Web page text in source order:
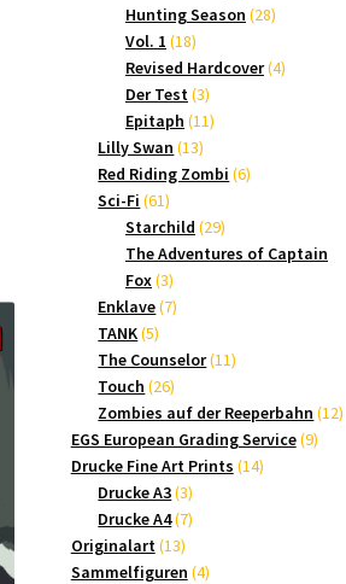
Produkte
Hunting Season 2828
Vol. 1 1818
Produkte
Revised Hardcover 44
Der Test 33
Produkte
Epitaph 1111
Lilly Swan 1313
Produkte
Red Riding Zombi 66
Sci-Fi 6161
Produkte
Starchild 2929
Produkte
The Adventures of Captain
Fox 33
Produkte
Enklave 77
TANK 55
Produkte
The Counselor 1111
Touch 2626
Produkte
Zombies auf der Reeperbahn 1212
EGS European Grading Service 99
Drucke Fine Art Prints 1414
Drucke A3 33
Produkte
Drucke A4 77
Originalart 1313
Produkte
Sammelfiguren 44